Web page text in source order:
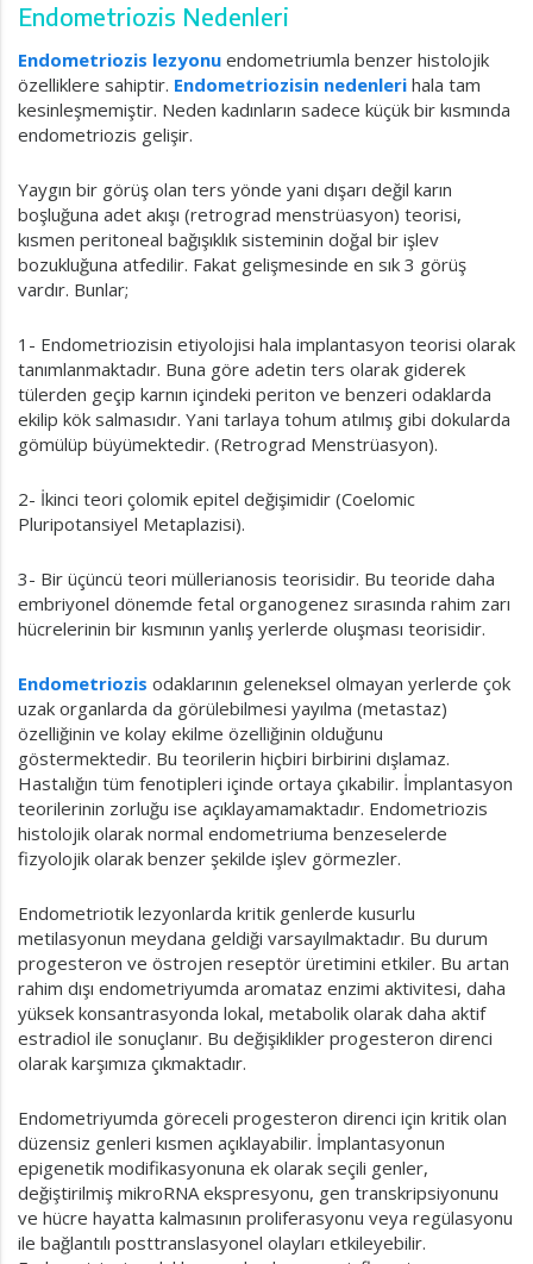
Endometriozis Nedenleri
Endometriozis lezyonu endometriumla benzer histolojik
özelliklere sahiptir. Endometriozisin nedenleri hala tam
kesinleşmemiştir. Neden kadınların sadece küçük bir kısmında
endometriozis gelişir.
Yaygın bir görüş olan ters yönde yani dışarı değil karın
boşluğuna adet akışı (retrograd menstrüasyon) teorisi,
kısmen peritoneal bağışıklık sisteminin doğal bir işlev
bozukluğuna atfedilir. Fakat gelişmesinde en sık 3 görüş
vardır. Bunlar;
1- Endometriozisin etiyolojisi hala implantasyon teorisi olarak
tanımlanmaktadır. Buna göre adetin ters olarak giderek
tülerden geçip karnın içindeki periton ve benzeri odaklarda
ekilip kök salmasıdır. Yani tarlaya tohum atılmış gibi dokularda
gömülüp büyümektedir. (Retrograd Menstrüasyon).
2- İkinci teori çolomik epitel değişimidir (Coelomic
Pluripotansiyel Metaplazisi).
3- Bir üçüncü teori müllerianosis teorisidir. Bu teoride daha
embriyonel dönemde fetal organogenez sırasında rahim zarı
hücrelerinin bir kısmının yanlış yerlerde oluşması teorisidir.
Endometriozis odaklarının geleneksel olmayan yerlerde çok
uzak organlarda da görülebilmesi yayılma (metastaz)
özelliğinin ve kolay ekilme özelliğinin olduğunu
göstermektedir. Bu teorilerin hiçbiri birbirini dışlamaz.
Hastalığın tüm fenotipleri içinde ortaya çıkabilir. İmplantasyon
teorilerinin zorluğu ise açıklayamamaktadır. Endometriozis
histolojik olarak normal endometriuma benzeselerde
fizyolojik olarak benzer şekilde işlev görmezler.
Endometriotik lezyonlarda kritik genlerde kusurlu
metilasyonun meydana geldiği varsayılmaktadır. Bu durum
progesteron ve östrojen reseptör üretimini etkiler. Bu artan
rahim dışı endometriyumda aromataz enzimi aktivitesi, daha
yüksek konsantrasyonda lokal, metabolik olarak daha aktif
estradiol ile sonuçlanır. Bu değişiklikler progesteron direnci
olarak karşımıza çıkmaktadır.
Endometriyumda göreceli progesteron direnci için kritik olan
düzensiz genleri kısmen açıklayabilir. İmplantasyonun
epigenetik modifikasyonuna ek olarak seçili genler,
değiştirilmiş mikroRNA ekspresyonu, gen transkripsiyonunu
ve hücre hayatta kalmasının proliferasyonu veya regülasyonu
ile bağlantılı posttranslasyonel olayları etkileyebilir.